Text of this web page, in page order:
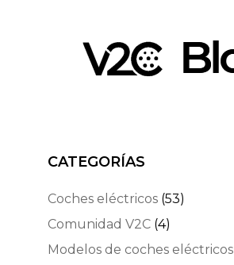
CATEGORÍAS
Coches eléctricos (53)
Comunidad V2C (4)
Modelos de coches eléctricos